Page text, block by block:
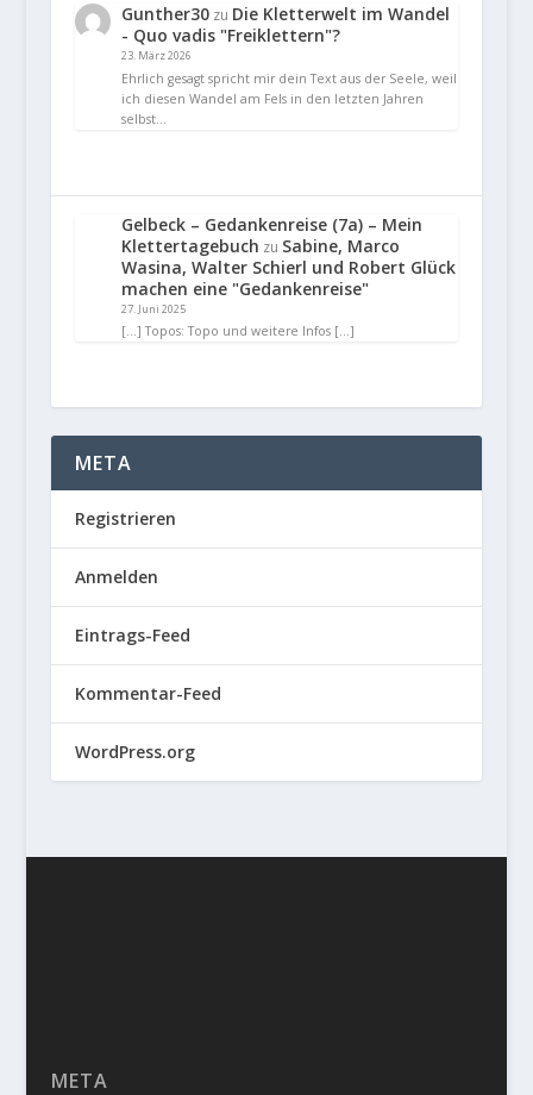
Gunther30zu Die Kletterwelt im Wandel
- Quo vadis "Freiklettern"?
23. März 2026
Ehrlich gesagt spricht mir dein Text aus der Seele, weil
ich diesen Wandel am Fels in den letzten Jahren
selbst…
Gelbeck – Gedankenreise (7a) – Mein
Klettertagebuch zu Sabine, Marco
Wasina, Walter Schierl und Robert Glück
machen eine "Gedankenreise"
27. Juni 2025
[…] Topos: Topo und weitere Infos […]
META
Registrieren
Anmelden
Eintrags-Feed
Kommentar-Feed
WordPress.org
META